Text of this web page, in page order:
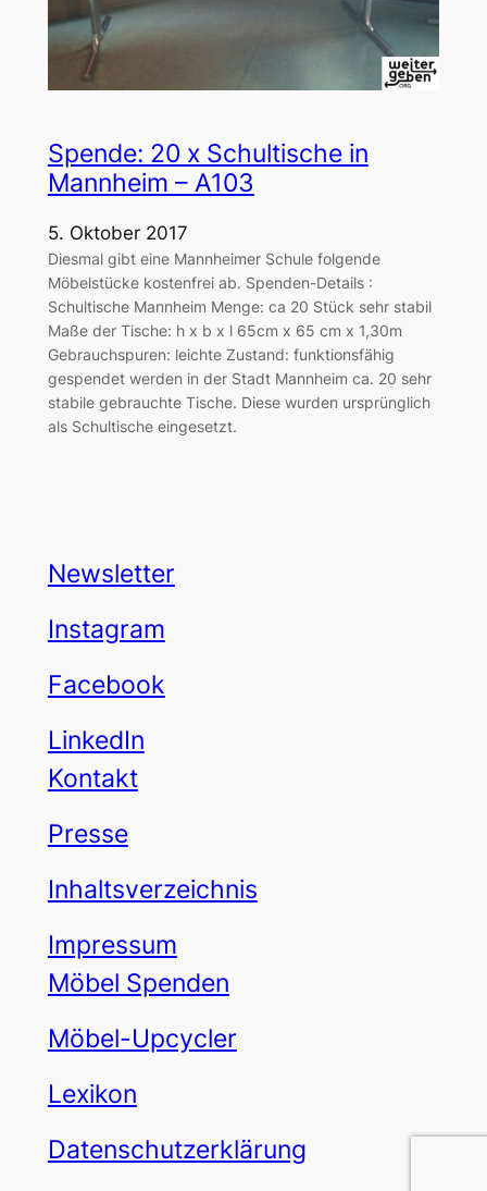
Spende: 20 x Schultische in
Mannheim – A103
5. Oktober 2017
Diesmal gibt eine Mannheimer Schule folgende
Möbelstücke kostenfrei ab. Spenden-Details :
Schultische Mannheim Menge: ca 20 Stück sehr stabil
Maße der Tische: h x b x l 65cm x 65 cm x 1,30m
Gebrauchspuren: leichte Zustand: funktionsfähig
gespendet werden in der Stadt Mannheim ca. 20 sehr
stabile gebrauchte Tische. Diese wurden ursprünglich
als Schultische eingesetzt.
Newsletter
Instagram
Facebook
LinkedIn
Kontakt
Presse
Inhaltsverzeichnis
Impressum
Möbel Spenden
Möbel-Upcycler
Lexikon
Datenschutzerklärung